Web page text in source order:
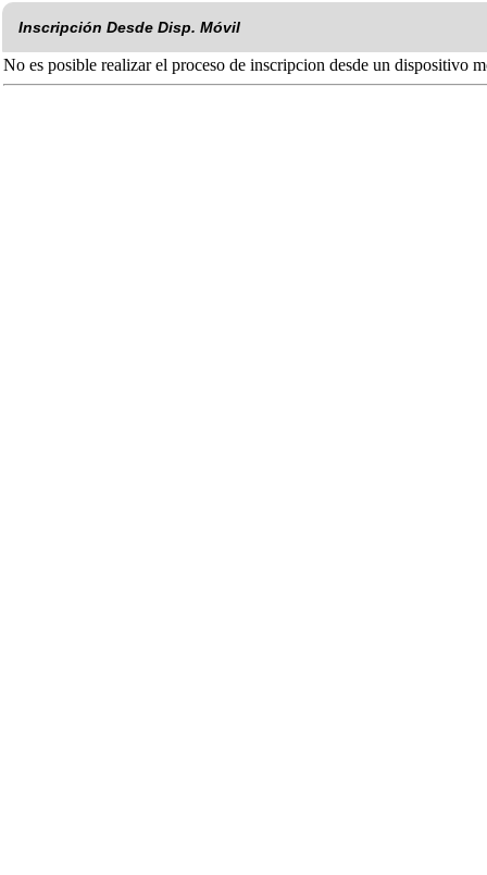
Inscripción Desde Disp. Móvil
No es posible realizar el proceso de inscripcion desde un dispositivo